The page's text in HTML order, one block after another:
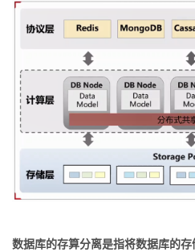
数据库的存算分离是指将数据库的